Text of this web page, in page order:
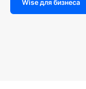
Wise для бизнеса